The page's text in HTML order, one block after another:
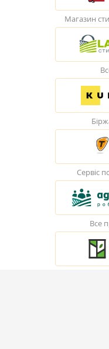
Магазин
Сервіс
Все